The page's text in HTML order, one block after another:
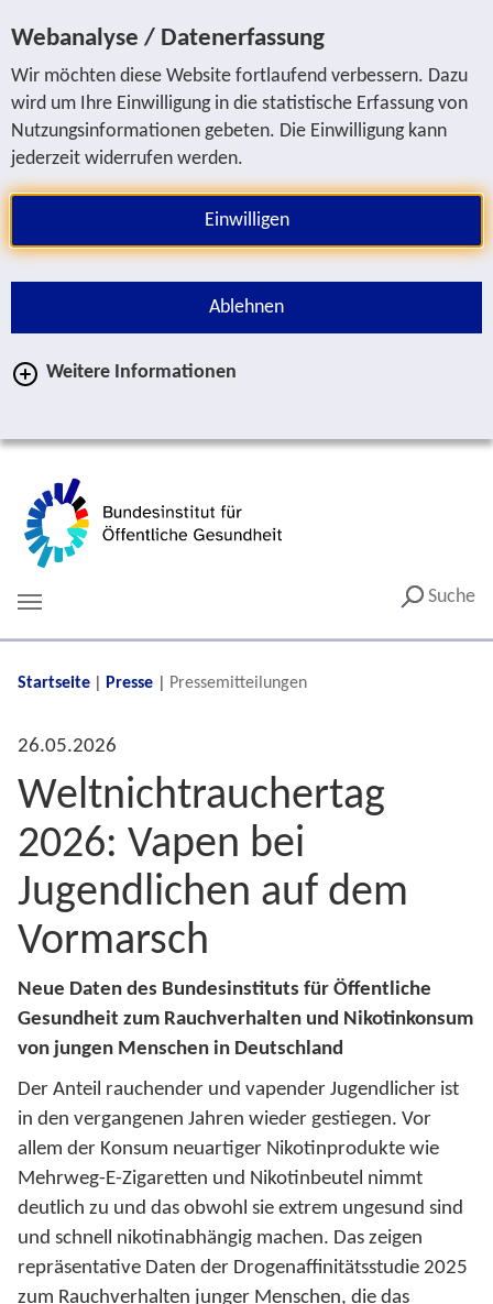
Webanalyse / Datenerfassung
Wir möchten diese Website fortlaufend verbessern. Dazu
wird um Ihre Einwilligung in die statistische Erfassung von
Nutzungsinformationen gebeten. Die Einwilligung kann
jederzeit widerrufen werden.
Einwilligen
Ablehnen
Weitere Informationen
Suche
You are here:
Startseite Presse Pressemitteilungen
26.05.2026
Weltnichtrauchertag
2026: Vapen bei
Jugendlichen auf dem
Vormarsch
Neue Daten des Bundesinstituts für Öffentliche
Gesundheit zum Rauchverhalten und Nikotinkonsum
von jungen Menschen in Deutschland
Der Anteil rauchender und vapender Jugendlicher ist
in den vergangenen Jahren wieder gestiegen. Vor
allem der Konsum neuartiger Nikotinprodukte wie
Mehrweg-E-Zigaretten und Nikotinbeutel nimmt
deutlich zu und das obwohl sie extrem ungesund sind
und schnell nikotinabhängig machen. Das zeigen
repräsentative Daten der Drogenaffinitätsstudie 2025
zum Rauchverhalten junger Menschen, die das